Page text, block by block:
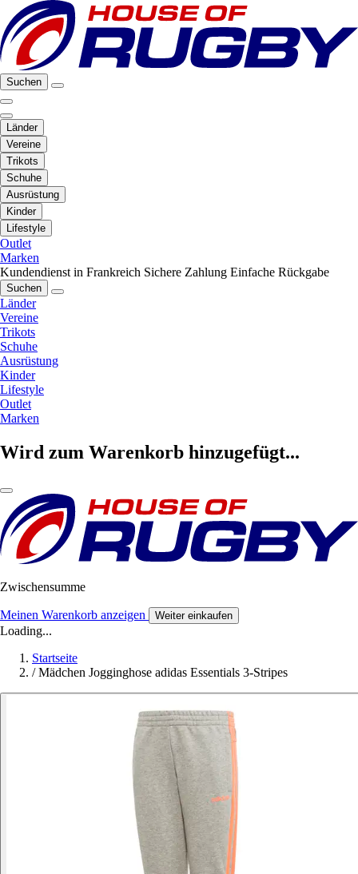
Suchen
Länder
Vereine
Trikots
Schuhe
Ausrüstung
Kinder
Lifestyle
Outlet
Marken
Kundendienst in Frankreich Sichere Zahlung Einfache Rückgabe
Suchen
Länder
Vereine
Trikots
Schuhe
Ausrüstung
Kinder
Lifestyle
Outlet
Marken
Wird zum Warenkorb hinzugefügt...
Zwischensumme
Meinen Warenkorb anzeigen Weiter einkaufen
Loading...
Startseite
/ Mädchen Jogginghose adidas Essentials 3-Stripes